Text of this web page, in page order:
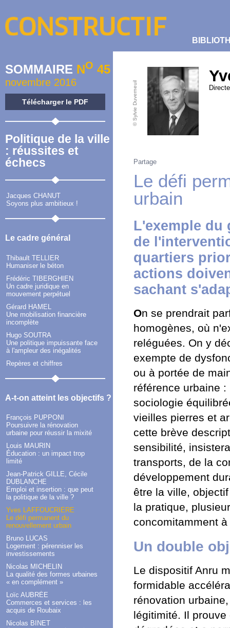
SOMMAIRE NO 45
novembre 2016
Télécharger le PDF
Politique de la ville
: réussites et
échecs
Jacques CHANUT
Soyons plus ambitieux !
Le cadre général
Thibault TELLIER
Humaniser le béton
Frédéric TIBERGHIEN
Un cadre juridique en
mouvement perpétuel
Gérard HAMEL
Une mobilisation financière
incomplète
Hugo SOUTRA
Une politique impuissante face
à l'ampleur des inégalités
Repères et chiffres
A-t-on atteint les objectifs ?
François PUPPONI
Poursuivre la rénovation
urbaine pour réussir la mixité
Louis MAURIN
Éducation : un impact trop
limité
Jean-Patrick GILLE, Cécile
DUBLANCHE
Emploi et insertion : que peut
la politique de la ville ?
Yves LAFFOUCRIÈRE
Le défi permanent du
renouvellement urbain
Bruno LUCAS
Logement : pérenniser les
investissements
Nicolas MICHELIN
La qualité des formes urbaines
« en complément »
Loïc AUBRÉE
Commerces et services : les
acquis de Roubaix
Nicolas BINET
© Sylvie Duverneuil
Partage
Le défi
urbain
L'exemple du
de
quartiers
actions
sachant
On se prendrait
homogènes, où
reléguées. On y
exempte de
ou à portée de
référence urbaine
sociologie
vieilles pierres et
cette brève
sensibilité,
transports, de la
développement
être la ville,
la pratique,
concomitamment
Un double
Le dispositif Anru
formidable
rénovation
légitimité. Il